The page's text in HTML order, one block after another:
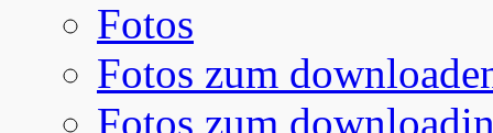
Fotos
Fotos zum
Fotos zum